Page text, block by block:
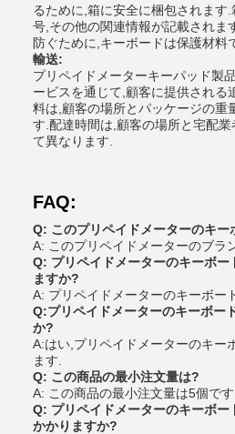
るために,箱に安全に梱包されます
号,その他の関連情報が記載されま
防ぐために,キーボードは保護材料
輸送:
プリペイドメーターキーパッド製
ービスを通じて,顧客に提供される
料は,顧客の場所とパッケージの重
す.配達時間は,顧客の場所と宅配
て異なります.
FAQ:
Q: このプリペイドメーターのキー
A: このプリペイドメーターのブラ
Q: プリペイドメーターのキーボー
ますか?
A: プリペイドメーターのキーボー
Q:プリペイドメーターのキーボー
か?
A:はい,プリペイドメーターのキー
ます.
Q: この商品の最小注文量は?
A: この商品の最小注文量は5個です.
Q: プリペイドメーターのキーボー
かかりますか?